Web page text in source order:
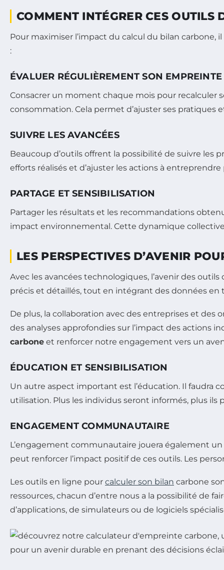
COMMENT INTÉGRER CES
Pour maximiser l’impact du calcul du bilan
:
ÉVALUER RÉGULIÈREMENT SON EMPREINTE
Consacrer un moment chaque mois pour recalculer
consommation. Cela permet d’ajuster ses pratiques
SUIVRE LES AVANCÉES
Beaucoup d’outils offrent la possibilité de suivre les
efforts réalisés et d’ajuster les actions à
PARTAGE ET SENSIBILISATION
Partager les résultats et les recommandations
impact environnemental. Cette dynamique
LES PERSPECTIVES D’AVENIR
Avec les avancées technologiques, l’avenir des
précis et détaillés, tout en intégrant des données en
De plus, la collaboration avec des entreprises et
des analyses approfondies sur l’impact des actions
carbone et renforcer notre engagement vers un
ÉDUCATION ET SENSIBILISATION
Un autre aspect important est l’éducation. Il faudra
utilisation. Plus les individus seront informés, plus
ENGAGEMENT COMMUNAUTAIRE
L’engagement communautaire jouera également
peut renforcer l’impact positif de ces outils. Les
Les outils en ligne pour calculer son bilan carbone
ressources, chacun d’entre nous a la possibilité de
d’applications, de simulateurs ou de logiciels